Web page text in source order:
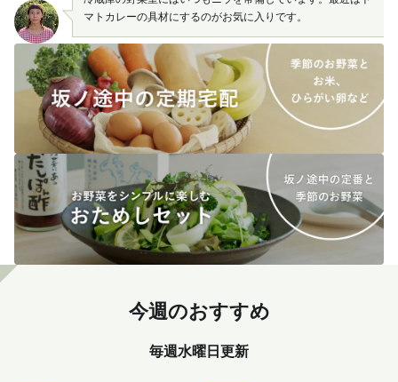
マトカレーの具材にするのがお気に入りです。
今週のおすすめ
毎週水曜日更新